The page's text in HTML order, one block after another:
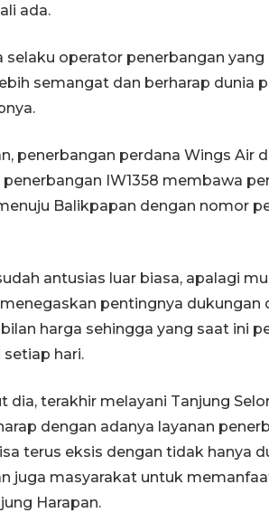
ada.
selaku operator penerbangan
semangat dan berharap dunia
penerbangan perdana Wings Air
IW1358 membawa
Balikpapan dengan nomor
antusias luar biasa, apalagi
pentingnya dukungan
harga sehingga yang saat ini
hari.
dia, terakhir melayani Tanjung
dengan adanya layanan
terus eksis dengan tidak hanya
juga masyarakat untuk
Harapan.